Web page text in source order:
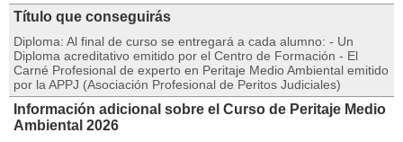
Título que conseguirás
Diploma: Al final de curso se entregará a cada alumno: - Un
Diploma acreditativo emitido por el Centro de Formación - El
Carné Profesional de experto en Peritaje Medio Ambiental emitido
por la APPJ (Asociación Profesional de Peritos Judiciales)
Información adicional sobre el Curso de Peritaje Medio
Ambiental 2026